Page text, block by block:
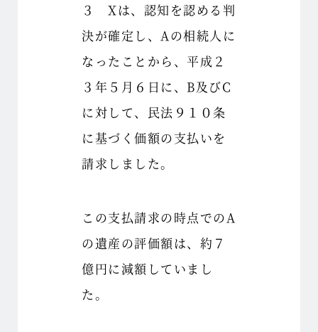
３ Xは、認知を認める判
決が確定し、Aの相続人に
なったことから、平成２
３年５月６日に、B及びC
に対して、民法９１０条
に基づく価額の支払いを
請求しました。
この支払請求の時点でのA
の遺産の評価額は、約７
億円に減額していまし
た。